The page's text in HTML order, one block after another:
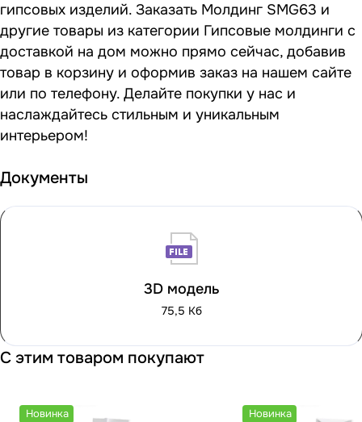
гипсовых изделий. Заказать Молдинг SMG63 и
другие товары из категории Гипсовые молдинги с
доставкой на дом можно прямо сейчас, добавив
товар в корзину и оформив заказ на нашем сайте
или по телефону. Делайте покупки у нас и
наслаждайтесь стильным и уникальным
интерьером!
Документы
3D модель
75,5 Кб
С этим товаром покупают
Новинка Новинка